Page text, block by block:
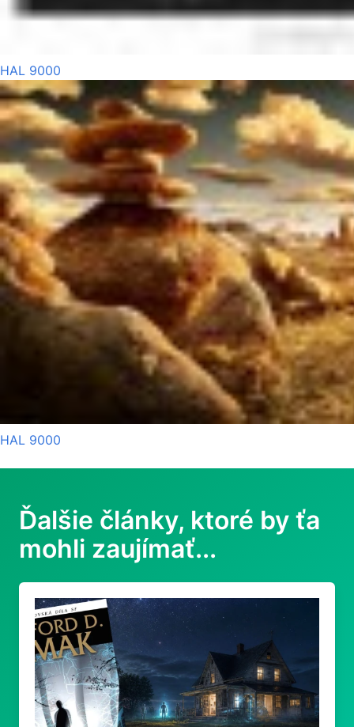
HAL 9000
HAL 9000
Ďalšie články, ktoré by ťa
mohli zaujímať...